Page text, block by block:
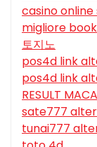
casino
migliore
토지노
pos4d link
pos4d link
RESULT
sate777
tunai777